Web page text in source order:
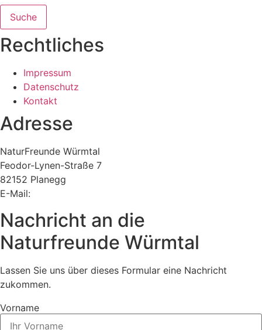
Suche
Rechtliches
Impressum
Datenschutz
Kontakt
Adresse
NaturFreunde Würmtal
Feodor-Lynen-Straße 7
82152 Planegg
E-Mail:
Nachricht an die
Naturfreunde Würmtal
Lassen Sie uns über dieses Formular eine Nachricht
zukommen.
Vorname